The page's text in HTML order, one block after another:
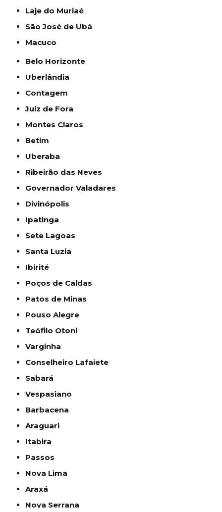
Laje do Muriaé
São José de Ubá
Macuco
Belo Horizonte
Uberlândia
Contagem
Juiz de Fora
Montes Claros
Betim
Uberaba
Ribeirão das Neves
Governador Valadares
Divinópolis
Ipatinga
Sete Lagoas
Santa Luzia
Ibirité
Poços de Caldas
Patos de Minas
Pouso Alegre
Teófilo Otoni
Varginha
Conselheiro Lafaiete
Sabará
Vespasiano
Barbacena
Araguari
Itabira
Passos
Nova Lima
Araxá
Nova Serrana